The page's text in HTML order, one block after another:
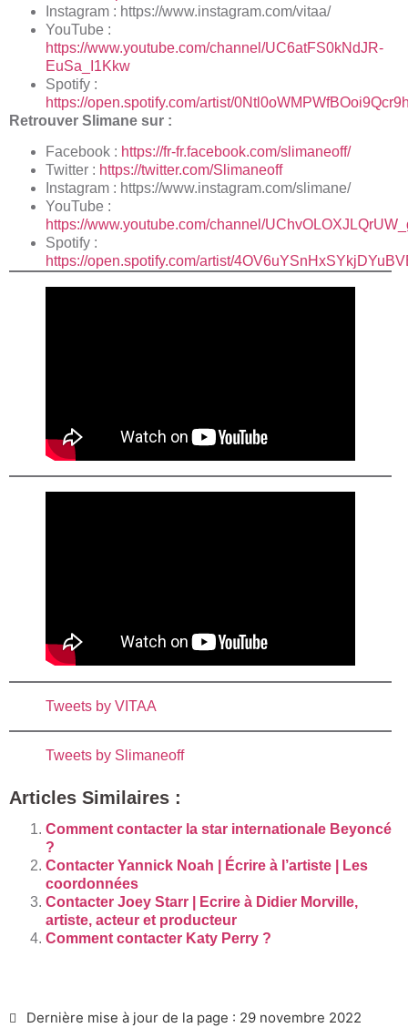
Instagram : https://www.instagram.com/vitaa/
YouTube :
https://www.youtube.com/channel/UC6atFS0kNdJR-
EuSa_I1Kkw
Spotify :
https://open.spotify.com/artist/
Retrouver Slimane sur :
Facebook : https://fr-fr.facebook.com/slimaneoff/
Twitter : https://twitter.com/Slimaneoff
Instagram : https://www.instagram.com/slimane/
YouTube :
https://www.youtube.com/channel/
Spotify :
https://open.spotify.com/artist/
Tweets by VITAA
Tweets by Slimaneoff
Articles Similaires :
Comment contacter la star internationale Beyoncé
?
Contacter Yannick Noah | Écrire à l’artiste | Les
coordonnées
Contacter Joey Starr | Ecrire à Didier Morville,
artiste, acteur et producteur
Comment contacter Katy Perry ?
Dernière mise à jour de la page : 29 novembre 2022